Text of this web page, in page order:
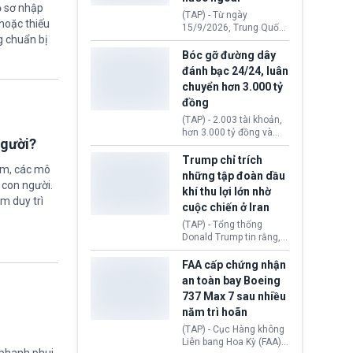
sơ nhập
thiếu
chuẩn bị
các mô
người.
duy trì
đến ổ dịch Salmonella
khiến ít nhất 110 người
mắc bệnh tại bang
Minnesota.
(TAP) - Từ ngày
15/9/2026, Trung Quốc
áp dụng quy định mới về
quản lý xuất nhập cảnh.
Một hành vi vi phạm giấy
tờ, xuất nhập cảnh trái
phép hay liên quan kiểm
soát công nghệ có thể
khiến công dân Trung
Quốc đối mặt lệnh cấm
xuất cảnh kéo dài tới 3
năm. Trong khi đó, người
nước ngoài sử dụng giấy
tờ giả có nguy cơ bị từ
chối nhập cảnh hoặc
cấm vào Trung Quốc tới
5 năm.
Bóc gỡ đường dây
đánh bạc 24/24, luân
chuyển hơn 3.000 tỷ
đồng
(TAP) - 2.003 tài khoản,
hơn 3.000 tỷ đồng và
một đường dây đánh
bạc xuyên quốc gia vận
hành 24/24 giờ vừa bị
Công an TP. Hải Phòng
(Việt Nam) bóc gỡ.
Trump chỉ trích
những tập đoàn dầu
khí thu lợi lớn nhờ
cuộc chiến ở Iran
(TAP) - Tổng thống
Donald Trump tin rằng, 2
tập đoàn dầu khí
ExxonMobil và Chevron
đã thu về lợi nhuận quá
lớn nhờ giá dầu tăng
mạnh suốt thời gian Hoa
Kỳ xảy ra xung đột ở
Iran. Trên cơ sở đó, lãnh
đạo Nhà Trắng kêu gọi
các doanh nghiệp cần
FAA cấp chứng nhận
an toàn bay Boeing
737 Max 7 sau nhiều
năm trì hoãn
(TAP) - Cục Hàng không
Liên bang Hoa Kỳ (FAA)